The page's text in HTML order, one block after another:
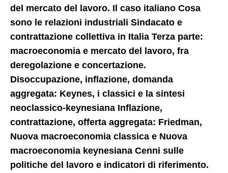
del mercato del lavoro. Il caso italiano Cosa
sono le relazioni industriali Sindacato e
contrattazione collettiva in Italia Terza parte:
macroeconomia e mercato del lavoro, fra
deregolazione e concertazione.
Disoccupazione, inflazione, domanda
aggregata: Keynes, i classici e la sintesi
neoclassico-keynesiana Inflazione,
contrattazione, offerta aggregata: Friedman,
Nuova macroeconomia classica e Nuova
macroeconomia keynesiana Cenni sulle
politiche del lavoro e indicatori di riferimento.